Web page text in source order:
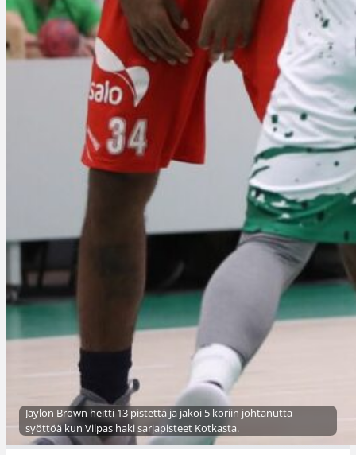
Jaylon Brown heitti 13 pistettä ja jakoi 5 koriin johtanutta
syöttöä kun Vilpas haki sarjapisteet Kotkasta.